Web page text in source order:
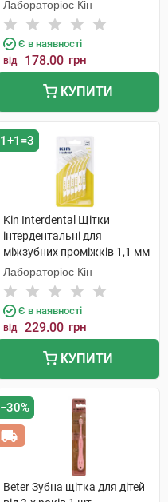
Лабораторіос Кін
Є в наявності
від 178.00 грн
КУПИТИ
1+1=3
Kin Interdental Щітки
інтердентальні для
міжзубних проміжків 1,1 мм
6 шт
Лабораторіос Кін
Є в наявності
від 229.00 грн
КУПИТИ
−30%
Beter Зубна щітка для дітей